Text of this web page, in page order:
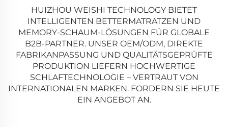
HUIZHOU WEISHI TECHNOLOGY BIETET
INTELLIGENTEN BETTERMATRATZEN UND
MEMORY-SCHAUM-LÖSUNGEN FÜR GLOBALE
B2B-PARTNER. UNSER OEM/ODM, DIREKTE
FABRIKANPASSUNG UND QUALITÄTSGEPRÜFTE
PRODUKTION LIEFERN HOCHWERTIGE
SCHLAFTECHNOLOGIE – VERTRAUT VON
INTERNATIONALEN MARKEN. FORDERN SIE HEUTE
EIN ANGEBOT AN.